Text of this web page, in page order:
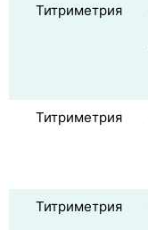
Титриметрия
Титриметрия
Титриметрия